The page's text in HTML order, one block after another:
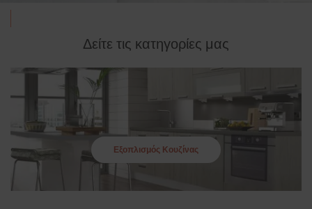
Δείτε τις κατηγορίες μας
Εξοπλισμός Κουζίνας